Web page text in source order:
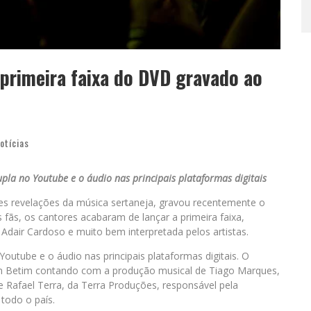
faixa do DVD gravado ao
no Youtube e o áudio nas principais plataformas digitais
revelações da música sertaneja, gravou recentemente o
os cantores acabaram de lançar a primeira faixa,
Cardoso e muito bem interpretada pelos artistas.
e o áudio nas principais plataformas digitais. O
contando com a produção musical de Tiago Marques,
Terra, da Terra Produções, responsável pela
o país.